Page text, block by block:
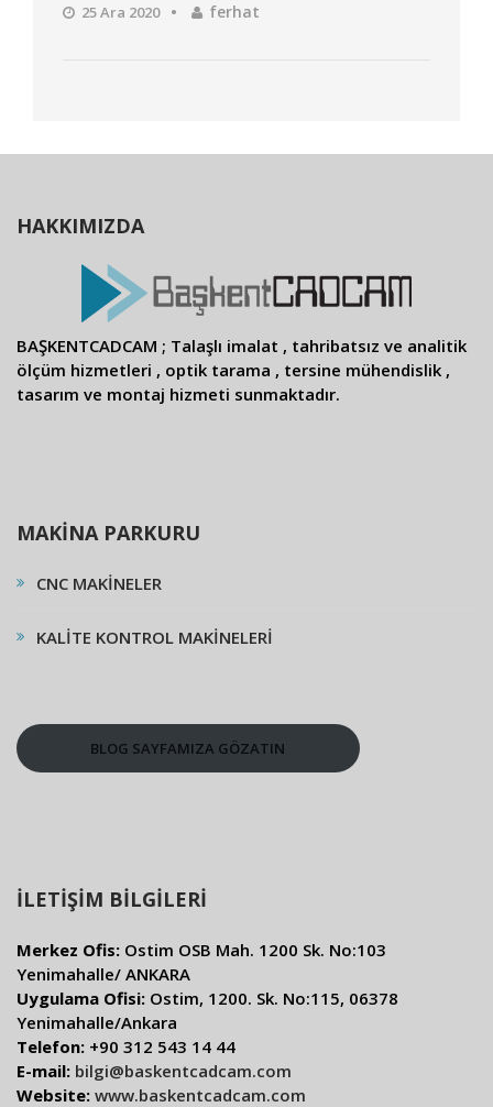
25 Ara 2020 ferhat
HAKKIMIZDA
BAŞKENTCADCAM ; Talaşlı imalat , tahribatsız ve analitik
ölçüm hizmetleri , optik tarama , tersine mühendislik ,
tasarım ve montaj hizmeti sunmaktadır.
MAKİNA PARKURU
CNC MAKİNELER
KALİTE KONTROL MAKİNELERİ
BLOG SAYFAMIZA GÖZATIN
İLETİŞİM BİLGİLERİ
Merkez Ofis: Ostim OSB Mah. 1200 Sk. No:103
Yenimahalle/ ANKARA
Uygulama Ofisi: Ostim, 1200. Sk. No:115, 06378
Yenimahalle/Ankara
Telefon: +90 312 543 14 44
E-mail: bilgi@baskentcadcam.com
Website: www.baskentcadcam.com